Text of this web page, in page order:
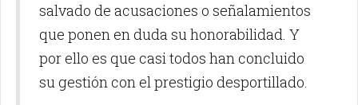
salvado de acusaciones o señalamientos
que ponen en duda su honorabilidad. Y
por ello es que casi todos han concluido
su gestión con el prestigio desportillado.